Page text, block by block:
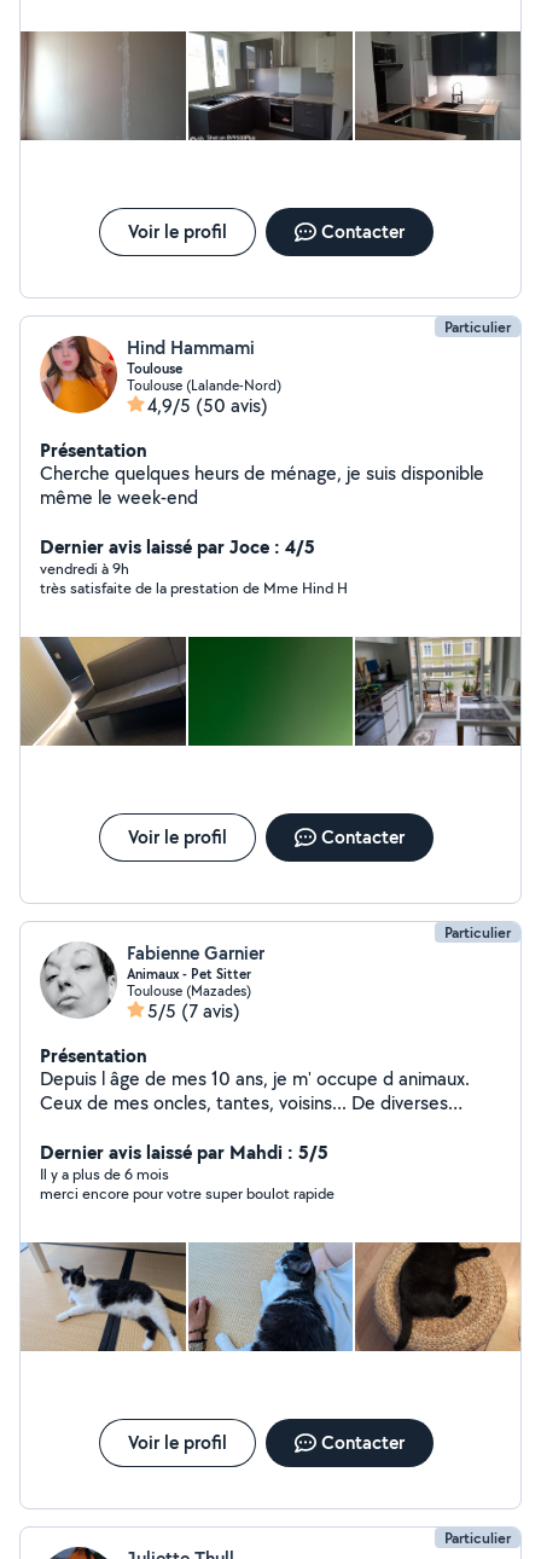
Voir le profil Contacter
Particulier
Hind Hammami
Toulouse
Toulouse (Lalande-Nord)
4,9/5 (50 avis)
Présentation
Cherche quelques heurs de ménage, je suis disponible
même le week-end
Dernier avis laissé par Joce : 4/5
vendredi à 9h
très satisfaite de la prestation de Mme Hind H
Voir le profil Contacter
Particulier
Fabienne Garnier
Animaux - Pet Sitter
Toulouse (Mazades)
5/5 (7 avis)
Présentation
Depuis l âge de mes 10 ans, je m' occupe d animaux.
Ceux de mes oncles, tantes, voisins... De diverses
eau, poissons, lapins domestiques, cochon d'Inde... Pour
moi, c est une véritable passion ! N hésitez pas à me
faire confiance !
Dernier avis laissé par Mahdi : 5/5
Il y a plus de 6 mois
merci encore pour votre super boulot rapide
Voir le profil Contacter
Particulier